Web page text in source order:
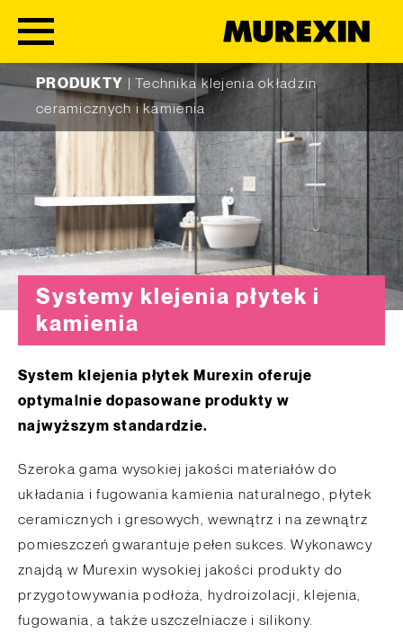
Skip to content
PRODUKTY
|Technika klejenia okładzin
ceramicznych i kamienia
Systemy klejenia płytek i
kamienia
System klejenia płytek Murexin oferuje
optymalnie dopasowane produkty w
najwyższym standardzie.
Szeroka gama wysokiej jakości materiałów do
układania i fugowania kamienia naturalnego, płytek
ceramicznych i gresowych, wewnątrz i na zewnątrz
pomieszczeń gwarantuje pełen sukces. Wykonawcy
znajdą w Murexin wysokiej jakości produkty do
przygotowywania podłoża, hydroizolacji, klejenia,
fugowania, a także uszczelniacze i silikony.